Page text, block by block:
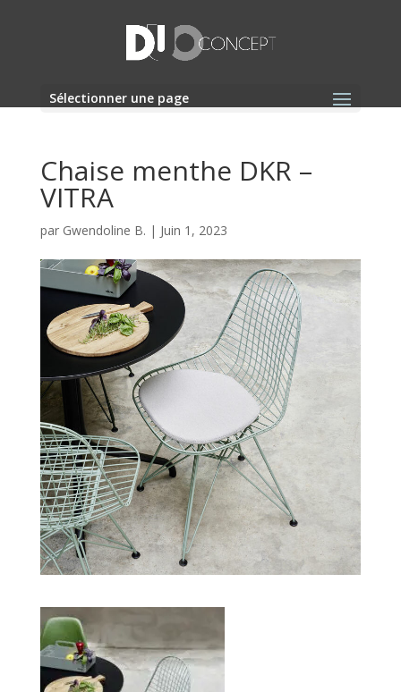
Sélectionner une page
Chaise menthe DKR –
VITRA
par Gwendoline B. | Juin 1, 2023